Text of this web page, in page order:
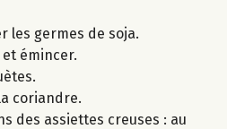
les germes de soja.
émincer.
coriandre.
des assiettes creuses : au